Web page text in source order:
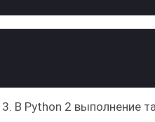
В Python 2 выполнение